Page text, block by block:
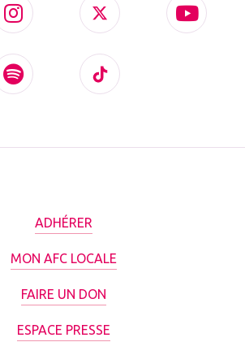
ADHÉRER
MON AFC LOCALE
FAIRE UN DON
ESPACE PRESSE